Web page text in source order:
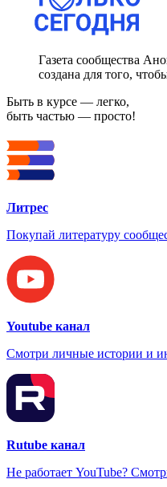
Газета сообщества
создана для того,
Быть в курсе — легко,
быть частью — просто!
Литрес
Покупай литературу
Youtube канал
Смотри личные истории и
Rutube канал
Не работает YouTube?